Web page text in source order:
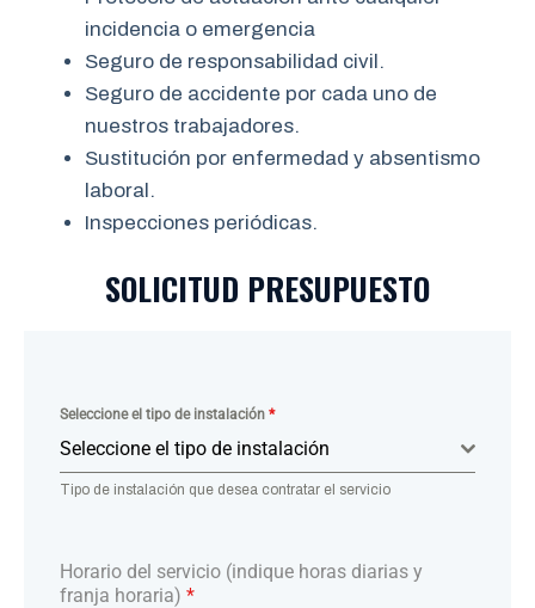
incidencia o emergencia
Seguro de responsabilidad civil.
Seguro de accidente por cada uno de
nuestros trabajadores.
Sustitución por enfermedad y absentismo
laboral.
Inspecciones periódicas.
SOLICITUD PRESUPUESTO
Seleccione el tipo de instalación *
Seleccione el tipo de instalación
Tipo de instalación que desea contratar el servicio
Horario del servicio (indique horas diarias y
franja horaria) *